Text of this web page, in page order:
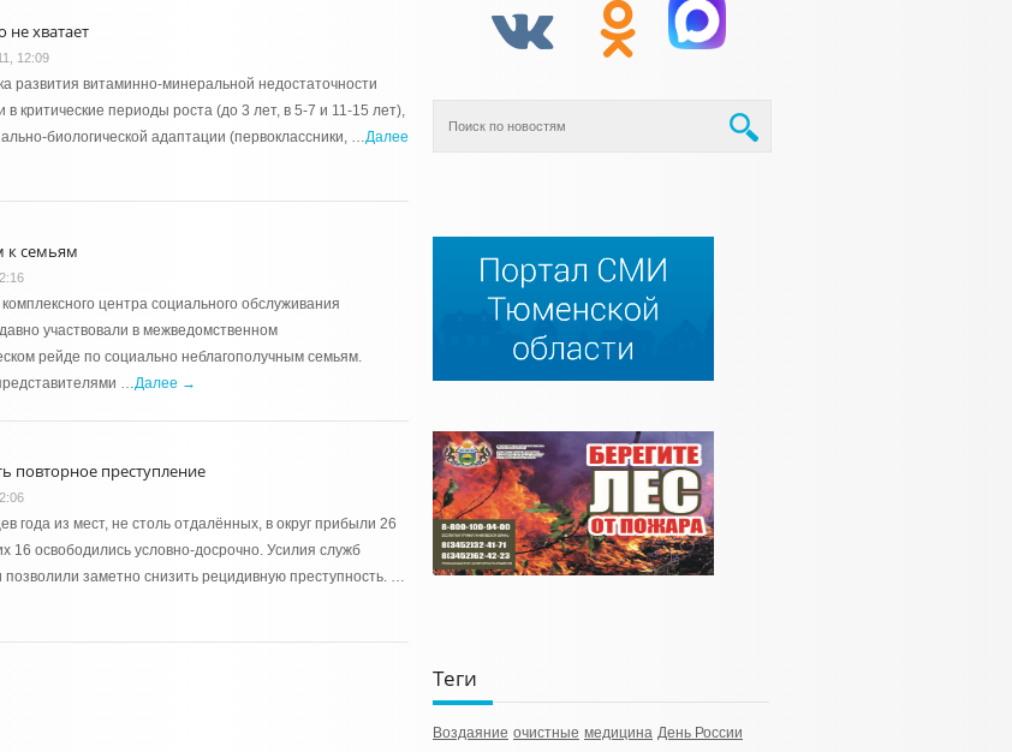
не хватает
12:09
развития витаминно-минеральной недостаточности
в критические периоды роста (до 3 лет, в 5-7 и 11-15 лет),
биологической адаптации (первоклассники, …Далее
к семьям
центра социального обслуживания
участвовали в межведомственном
рейде по социально неблагополучным семьям.
…Далее →
повторное преступление
года из мест, не столь отдалённых, в округ прибыли 26
16 освободились условно-досрочно. Усилия служб
позволили заметно снизить рецидивную преступность. …
Теги
Воздаяние очистные медицина День России